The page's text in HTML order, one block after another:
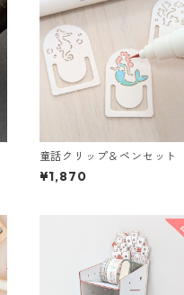
童話クリップ＆ペンセッ
ぎょひめ
¥1,870